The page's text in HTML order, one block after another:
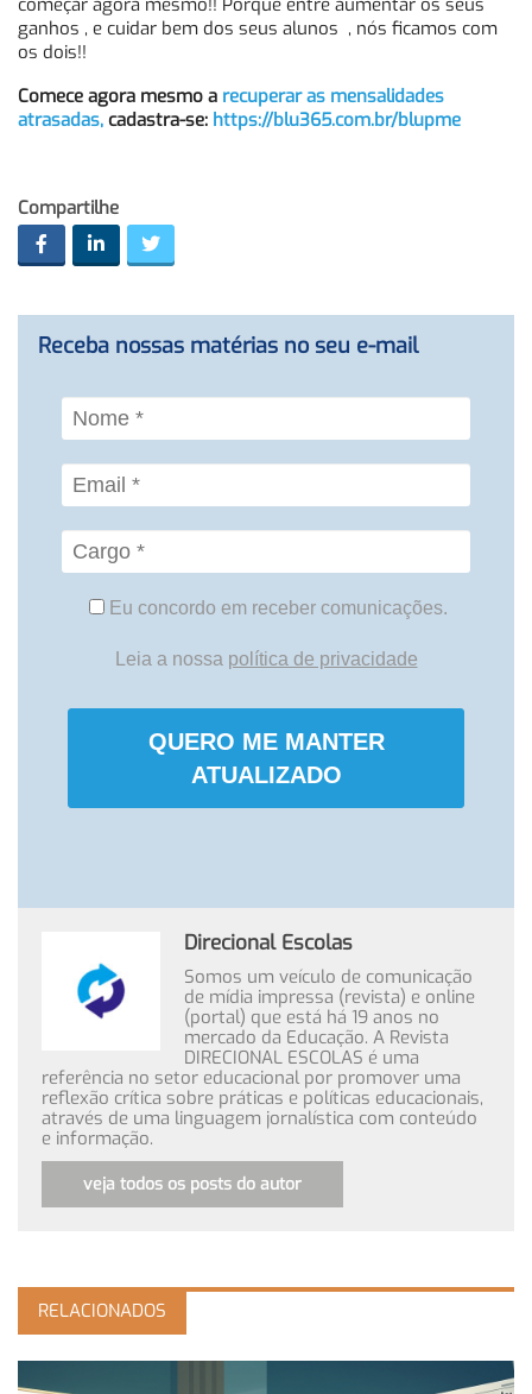
começar agora mesmo!! Porque entre aumentar os seus
ganhos , e cuidar bem dos seus alunos , nós ficamos com
os dois!!
Comece agora mesmo a recuperar as mensalidades
atrasadas, cadastra-se: https://blu365.com.br/blupme
Compartilhe
Receba nossas matérias no seu e-mail
Eu concordo em receber comunicações.
Leia a nossa política de privacidade
QUERO ME MANTER
ATUALIZADO
Direcional Escolas
Somos um veículo de comunicação
de mídia impressa (revista) e online
(portal) que está há 19 anos no
mercado da Educação. A Revista
DIRECIONAL ESCOLAS é uma
referência no setor educacional por promover uma
reflexão crítica sobre práticas e políticas educacionais,
através de uma linguagem jornalística com conteúdo
e informação.
veja todos os posts do autor
RELACIONADOS